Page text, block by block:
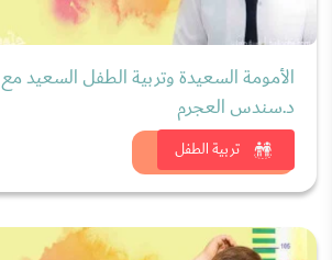
تربية الطفل
الأمومة السعيدة وتربية الطفل السعيد مع
د.سندس العجرم
شاهد الان